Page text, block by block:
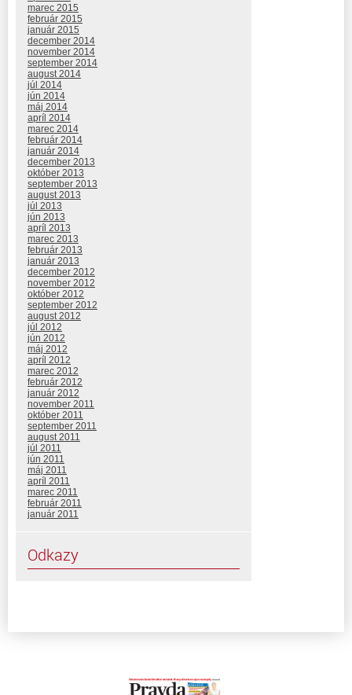
marec 2015
február 2015
január 2015
december 2014
november 2014
september 2014
august 2014
júl 2014
jún 2014
máj 2014
apríl 2014
marec 2014
február 2014
január 2014
december 2013
október 2013
september 2013
august 2013
júl 2013
jún 2013
apríl 2013
marec 2013
február 2013
január 2013
december 2012
november 2012
október 2012
september 2012
august 2012
júl 2012
jún 2012
máj 2012
apríl 2012
marec 2012
február 2012
január 2012
november 2011
október 2011
september 2011
august 2011
júl 2011
jún 2011
máj 2011
apríl 2011
marec 2011
február 2011
január 2011
Odkazy